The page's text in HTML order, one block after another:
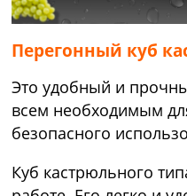
Перегонный куб
Это удобный и
всем необходимым
безопасного
Куб кастрюльного